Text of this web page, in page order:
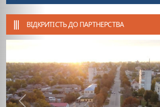
ВІДКРИТІСТЬ ДО ПАРТНЕРСТВА